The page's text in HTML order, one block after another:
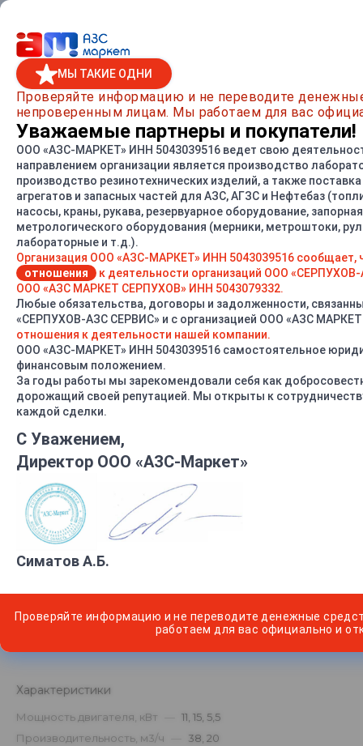
Главная / Каталог товаров
Насос 1АСВН-80АМ
СРАВНИТЬ
Характеристики
Мощность двигателя, кВт
11, 15, 5,5
Производительность, м3/ч
38, 20
МЫ ТАКИЕ ОДНИ
Проверяйте информацию и не переводите
непроверенным лицам. Мы работаем для вас
Уважаемые партнеры и покупатели!
ООО «АЗС-МАРКЕТ» ИНН 5043039516 ведет свою
направлением организации является производство
производство резинотехнических изделий, а также
агрегатов и запасных частей для АЗС, АГЗС и Нефтебаз
насосы, краны, рукава, резервуарное оборудование,
метрологического оборудования (мерники, метроштоки,
лабораторные и т.д.).
Организация ООО «АЗС-МАРКЕТ» ИНН 5043039516 сообщает,
отношения
к деятельности организаций ООО
ООО «АЗС МАРКЕТ СЕРПУХОВ» ИНН 5043079332.
Любые обязательства, договоры и задолженности,
«СЕРПУХОВ-АЗС СЕРВИС» и с организацией ООО «АЗС
отношения к деятельности нашей компании.
ООО «АЗС-МАРКЕТ» ИНН 5043039516 самостоятельное
финансовым положением.
За годы работы мы зарекомендовали себя как
дорожащий своей репутацией. Мы открыты к
каждой сделки.
С Уважением,
Директор ООО «АЗС-Маркет»
Симатов А.Б.
Проверяйте информацию и не переводите денежные
работаем для вас официально и